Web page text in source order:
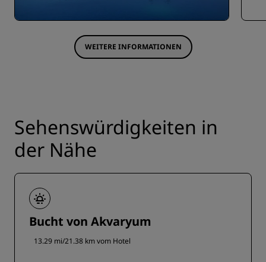
WEITERE INFORMATIONEN
Sehenswürdigkeiten in
der Nähe
Bucht von Akvaryum
13.29 mi/21.38 km vom Hotel